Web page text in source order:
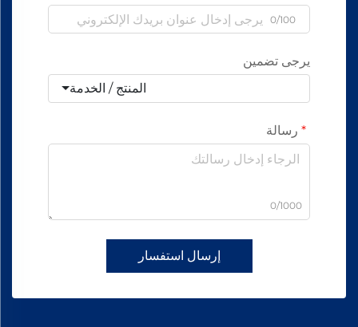
0/100
يرجى تضمين
المنتج / الخدمة
رسالة
0/1000
إرسال استفسار